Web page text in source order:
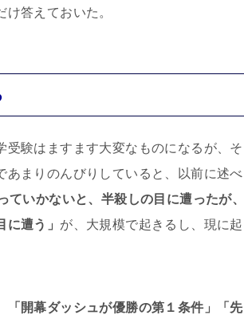
答えておいた。
験はますます大変なものになるが、そ
まりのんびりしていると、以前に述べ
ていかないと、半殺しの目に遭ったが、
遭う」 が、大規模で起きるし、現に起
「開幕ダッシュが優勝の第１条件」「先